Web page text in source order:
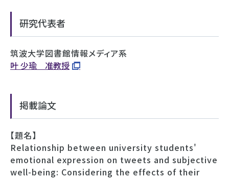
研究代表者
筑波大学図書館情報メディア系
叶 少瑜 准教授
掲載論文
【題名】
Relationship between university students'
emotional expression on tweets and subjective
well-being: Considering the effects of their